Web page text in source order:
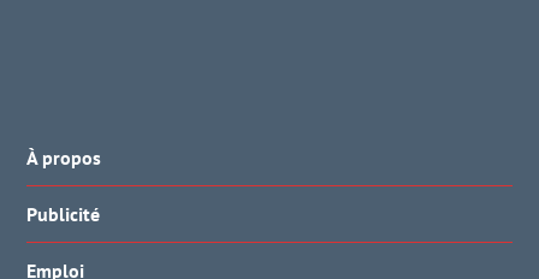
À propos
Publicité
Emploi